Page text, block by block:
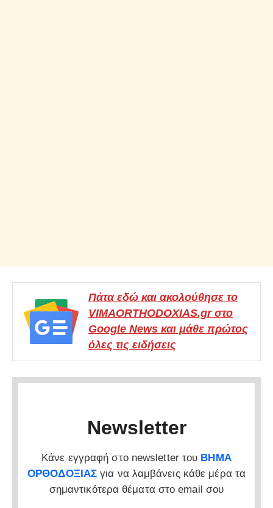
Πάτα εδώ και ακολούθησε το
VIMAORTHODOXIAS.gr στο
Google News και μάθε πρώτος
όλες τις ειδήσεις
Newsletter
Κάνε εγγραφή στο newsletter του ΒΗΜΑ
ΟΡΘΟΔΟΞΙΑΣ για να λαμβάνεις κάθε μέρα τα
σημαντικότερα θέματα στο email σου